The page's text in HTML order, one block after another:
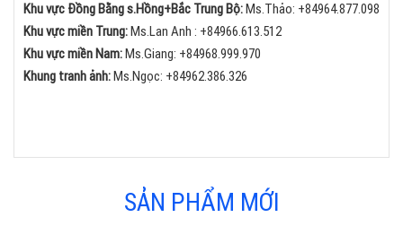
Khu vực Đồng Bằng s.Hồng+Bắc Trung Bộ: Ms.Thảo: +84964.877.098
Khu vực miền Trung: Ms.Lan Anh : +84966.613.512
Khu vực miền Nam: Ms.Giang: +84968.999.970
Khung tranh ảnh: Ms.Ngọc: +84962.386.326
SẢN PHẨM MỚI